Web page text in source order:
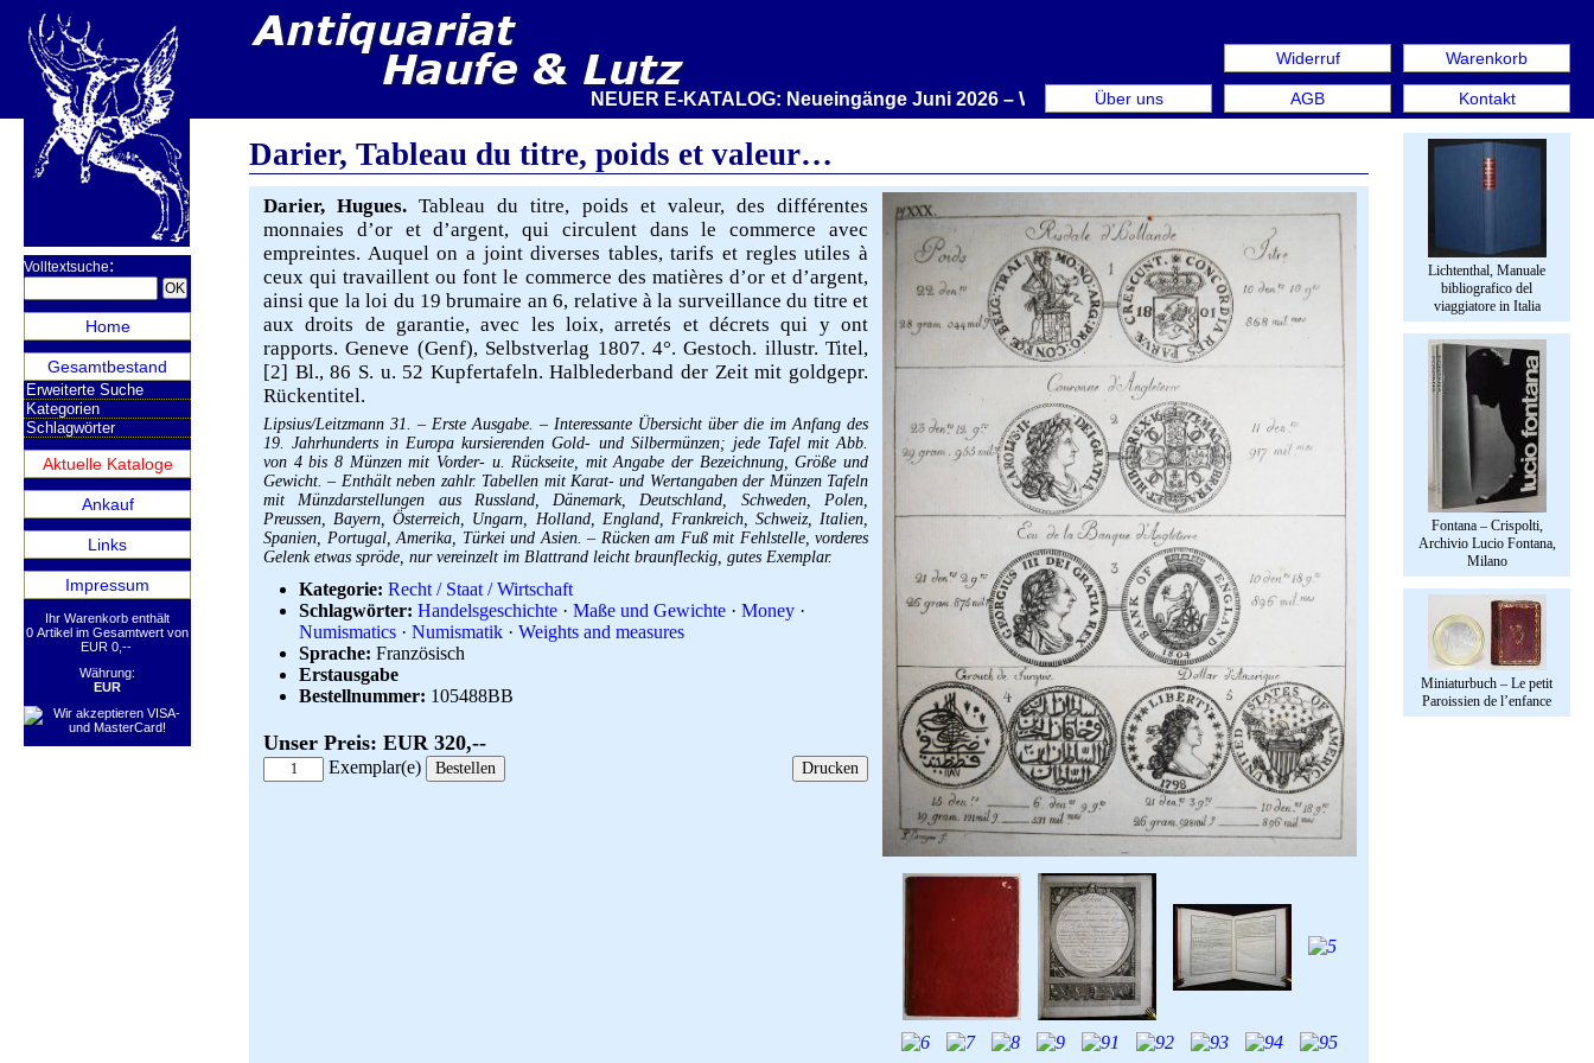
Warenkorb
Kontakt
Widerruf
AGB
Über uns
NEUER E-KATALOG: Neueingänge Juni 2026 – Wir stellen aus: Rare Book Week Berlin. Internationale Messe
Volltextsuche:
Home
Gesamtbestand
Erweiterte Suche
Kategorien
Schlagwörter
Aktuelle Kataloge
Ankauf
Links
Impressum
Ihr Warenkorb enthält
0 Artikel im Gesamtwert von
EUR 0,--
Währung:
EUR
Lichtenthal, Manuale
bibliografico del
viaggiatore in Italia
Fontana – Crispolti,
Archivio Lucio Fontana,
Milano
Miniaturbuch – Le petit
Paroissien de l’enfance
Darier, Tableau du titre, poids et valeur…
Darier, Hugues. Tableau du titre, poids et valeur, des différentes
monnaies d’or et d’argent, qui circulent dans le commerce avec
empreintes. Auquel on a joint diverses tables, tarifs et regles utiles à
ceux qui travaillent ou font le commerce des matières d’or et d’argent,
ainsi que la loi du 19 brumaire an 6, relative à la surveillance du titre et
aux droits de garantie, avec les loix, arretés et décrets qui y ont
rapports. Geneve (Genf), Selbstverlag 1807. 4°. Gestoch. illustr. Titel,
[2] Bl., 86 S. u. 52 Kupfertafeln. Halblederband der Zeit mit goldgepr.
Rückentitel.
Lipsius/Leitzmann 31. – Erste Ausgabe. – Interessante Übersicht über die im Anfang des
19. Jahrhunderts in Europa kursierenden Gold- und Silbermünzen; jede Tafel mit Abb.
von 4 bis 8 Münzen mit Vorder- u. Rückseite, mit Angabe der Bezeichnung, Größe und
Gewicht. – Enthält neben zahlr. Tabellen mit Karat- und Wertangaben der Münzen Tafeln
mit Münzdarstellungen aus Russland, Dänemark, Deutschland, Schweden, Polen,
Preussen, Bayern, Österreich, Ungarn, Holland, England, Frankreich, Schweiz, Italien,
Spanien, Portugal, Amerika, Türkei und Asien. – Rücken am Fuß mit Fehlstelle, vorderes
Gelenk etwas spröde, nur vereinzelt im Blattrand leicht braunfleckig, gutes Exemplar.
Kategorie: Recht / Staat / Wirtschaft
Schlagwörter: Handelsgeschichte · Maße und Gewichte · Money ·
Numismatics · Numismatik · Weights and measures
Sprache: Französisch
Erstausgabe
Bestellnummer: 105488BB
Unser Preis: EUR 320,--
Exemplar(e)